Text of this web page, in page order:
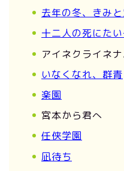
去年の冬、きみ
十二人の死にた
アイネクライネ
いなくなれ、群青
楽園
宮本から君へ
任侠学園
凪待ち